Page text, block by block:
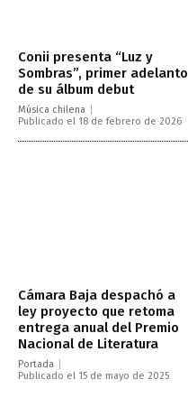
Conii presenta “Luz y
Sombras”, primer adelanto
de su álbum debut
Música chilena
Publicado el 18 de febrero de 2026
Cámara Baja despachó a
ley proyecto que retoma
entrega anual del Premio
Nacional de Literatura
Portada
Publicado el 15 de mayo de 2025